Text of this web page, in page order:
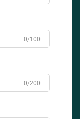
0/100
0/200